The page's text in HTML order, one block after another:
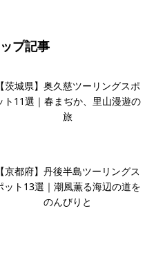
プ記事
【茨城県】奥久慈ツーリングスポ
ト11選｜春まぢか、里山漫遊の
旅
【京都府】丹後半島ツーリングス
ット13選｜潮風薫る海辺の道を
のんびりと